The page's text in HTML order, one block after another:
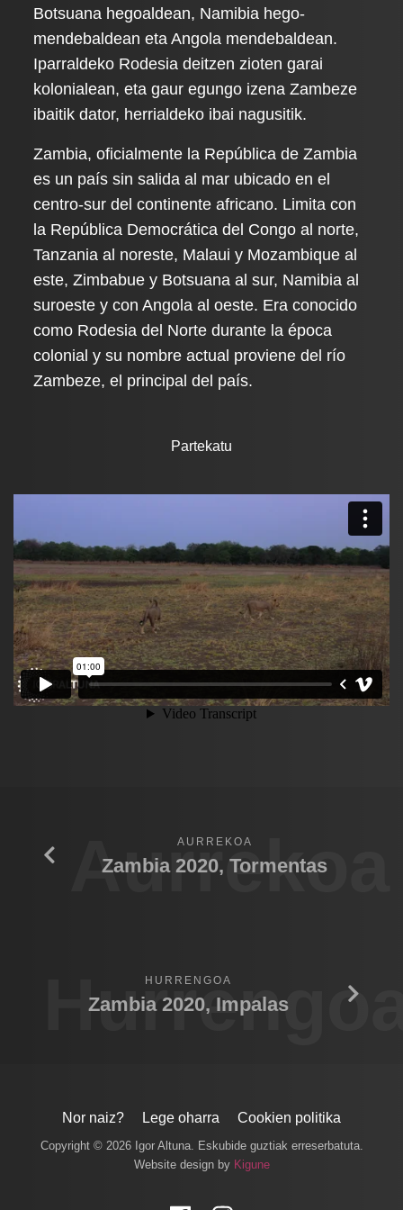
Botsuana hegoaldean, Namibia hego-
mendebaldean eta Angola mendebaldean.
Iparraldeko Rodesia deitzen zioten garai
kolonialean, eta gaur egungo izena Zambeze
ibaitik dator, herrialdeko ibai nagusitik.
Zambia, oficialmente la República de Zambia
es un país sin salida al mar ubicado en el
centro-sur del continente africano. Limita con
la República Democrática del Congo al norte,
Tanzania al noreste, Malaui y Mozambique al
este, Zimbabue y Botsuana al sur, Namibia al
suroeste y con Angola al oeste. Era conocido
como Rodesia del Norte durante la época
colonial y su nombre actual proviene del río
Zambeze, el principal del país.
Partekatu
Aurrekoa
AURREKOA
Zambia 2020, Tormentas
HURRENGOA
Zambia 2020, Impalas
Nor naiz? Lege oharra Cookien politika
Copyright © 2026 Igor Altuna. Eskubide guztiak erreserbatuta.
Website design by Kigune